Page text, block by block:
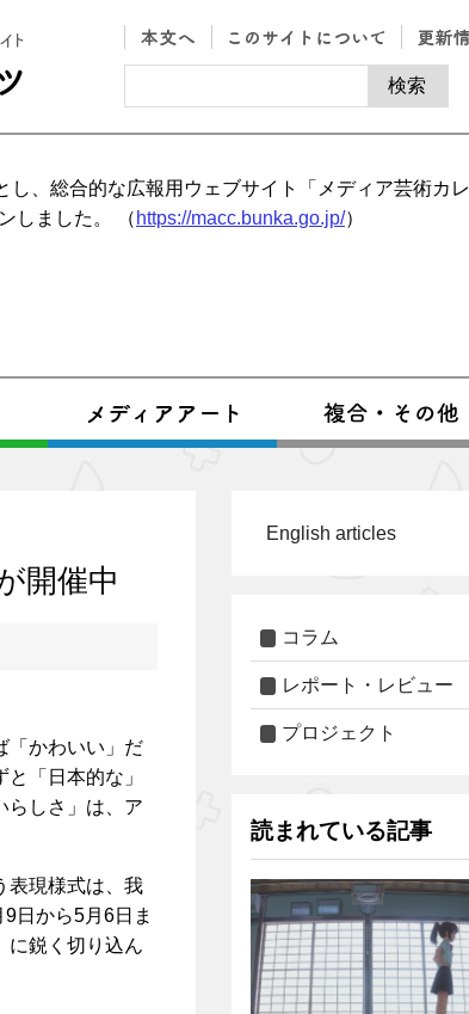
、総合的な広報用ウェブサイト「メディア芸術カレ
しました。 （ https://macc.bunka.go.jp/）
開催中
「かわいい」だ
「日本的な」
らしさ」は、ア
表現様式は、我
日から5月6日ま
に鋭く切り込ん
English articles
コラム
レポート・レビュー
プロジェクト
読まれている記事